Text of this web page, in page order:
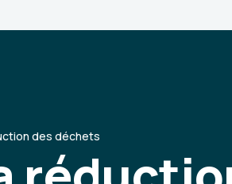
des déchets